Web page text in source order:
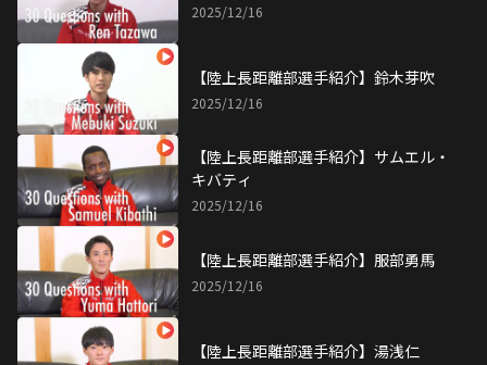
2025/12/16
【陸上長距離部選手紹介】鈴木芽吹
2025/12/16
【陸上長距離部選手紹介】サムエル・
キバティ
2025/12/16
【陸上長距離部選手紹介】服部勇馬
2025/12/16
【陸上長距離部選手紹介】湯浅仁